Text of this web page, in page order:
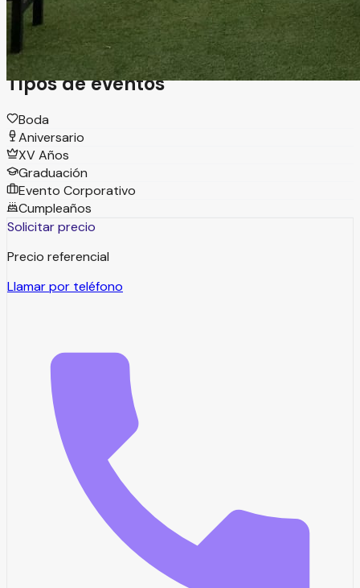
que se adaptan desde sesiones de trabajo hasta
exposiciones, presentaciones y conciertos
Tipos de eventos
Boda
Aniversario
XV Años
Graduación
Evento Corporativo
Cumpleaños
Solicitar precio
Precio referencial
Llamar por teléfono